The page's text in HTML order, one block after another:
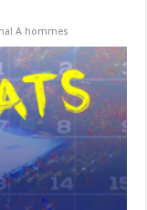
A hommes